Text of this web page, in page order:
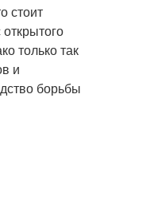
стоит
только так
и
борьбы